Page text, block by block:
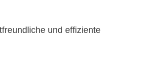
und effiziente